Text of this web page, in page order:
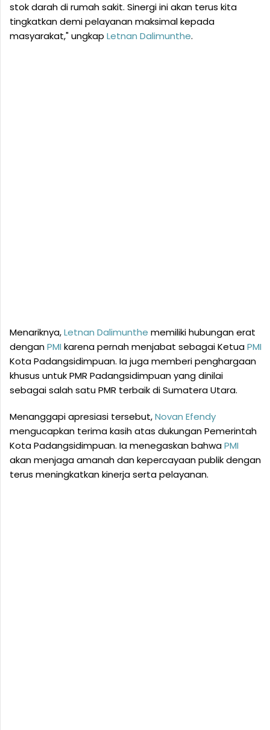
stok darah di rumah sakit. Sinergi ini akan terus kita
tingkatkan demi pelayanan maksimal kepada
masyarakat," ungkap Letnan Dalimunthe.
Menariknya,Letnan Dalimunthe memiliki hubungan erat
denganPMI karena pernah menjabat sebagai KetuaPMI
Kota Padangsidimpuan. Ia juga memberi penghargaan
khusus untuk PMR Padangsidimpuan yang dinilai
sebagai salah satu PMR terbaik di Sumatera Utara.
Menanggapi apresiasi tersebut,Novan Efendy
mengucapkan terima kasih atas dukungan Pemerintah
Kota Padangsidimpuan. Ia menegaskan bahwaPMI
akan menjaga amanah dan kepercayaan publik dengan
terus meningkatkan kinerja serta pelayanan.